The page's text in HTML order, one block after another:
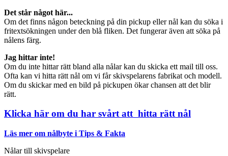
Det står något här...
Om det finns någon beteckning på din pickup eller nål kan du söka i
fritextsökningen under den blå fliken. Det fungerar även att söka på
nålens färg.
Jag hittar inte!
Om du inte hittar rätt bland alla nålar kan du skicka ett mail till oss.
Ofta kan vi hitta rätt nål om vi får skivspelarens fabrikat och modell.
Om du skickar med en bild på pickupen ökar chansen att det blir
rätt.
Klicka här om du har svårt att hitta rätt nål
Läs mer om nålbyte i Tips & Fakta
Nålar till skivspelare